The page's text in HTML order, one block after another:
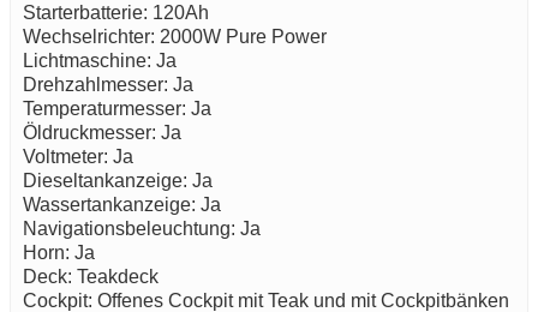
Starterbatterie: 120Ah
Wechselrichter: 2000W Pure Power
Lichtmaschine: Ja
Drehzahlmesser: Ja
Temperaturmesser: Ja
Öldruckmesser: Ja
Voltmeter: Ja
Dieseltankanzeige: Ja
Wassertankanzeige: Ja
Navigationsbeleuchtung: Ja
Horn: Ja
Deck: Teakdeck
Cockpit: Offenes Cockpit mit Teak und mit Cockpitbänken